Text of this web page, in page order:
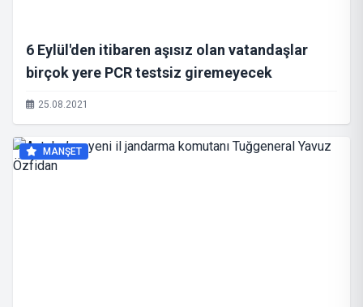
6 Eylül'den itibaren aşısız olan vatandaşlar
birçok yere PCR testsiz giremeyecek
25.08.2021
MANŞET